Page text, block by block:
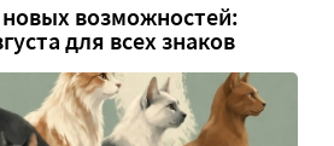
возможностей:
для всех знаков